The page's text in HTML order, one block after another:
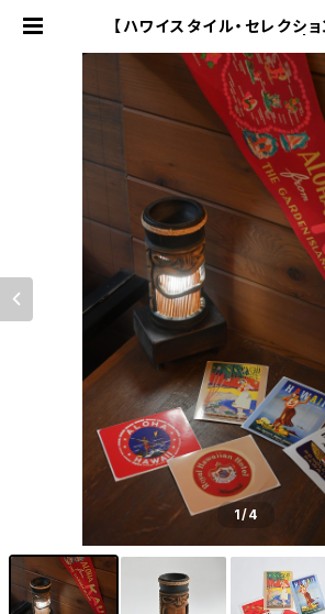
【ハワイスタイル・セレクショ
STYLE online shop
1/4